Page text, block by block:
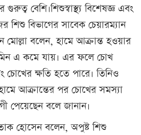
বেশি।শিশুস্বাস্থ্য বিশেষজ্ঞ এবং
শিশু বিভাগের সাবেক চেয়ারম্যান
বলেন, হামে আক্রান্ত হওয়ার
এ কমে যায়। এর ফলে চোখ
চোখের ক্ষতি হতে পারে। তিনিও
আক্রান্তের পর চোখের সমস্যা
পেয়েছেন বলে জানান।
হোসেন বলেন, অপুষ্ট শিশু